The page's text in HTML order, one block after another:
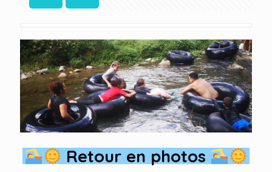
Retour en photos